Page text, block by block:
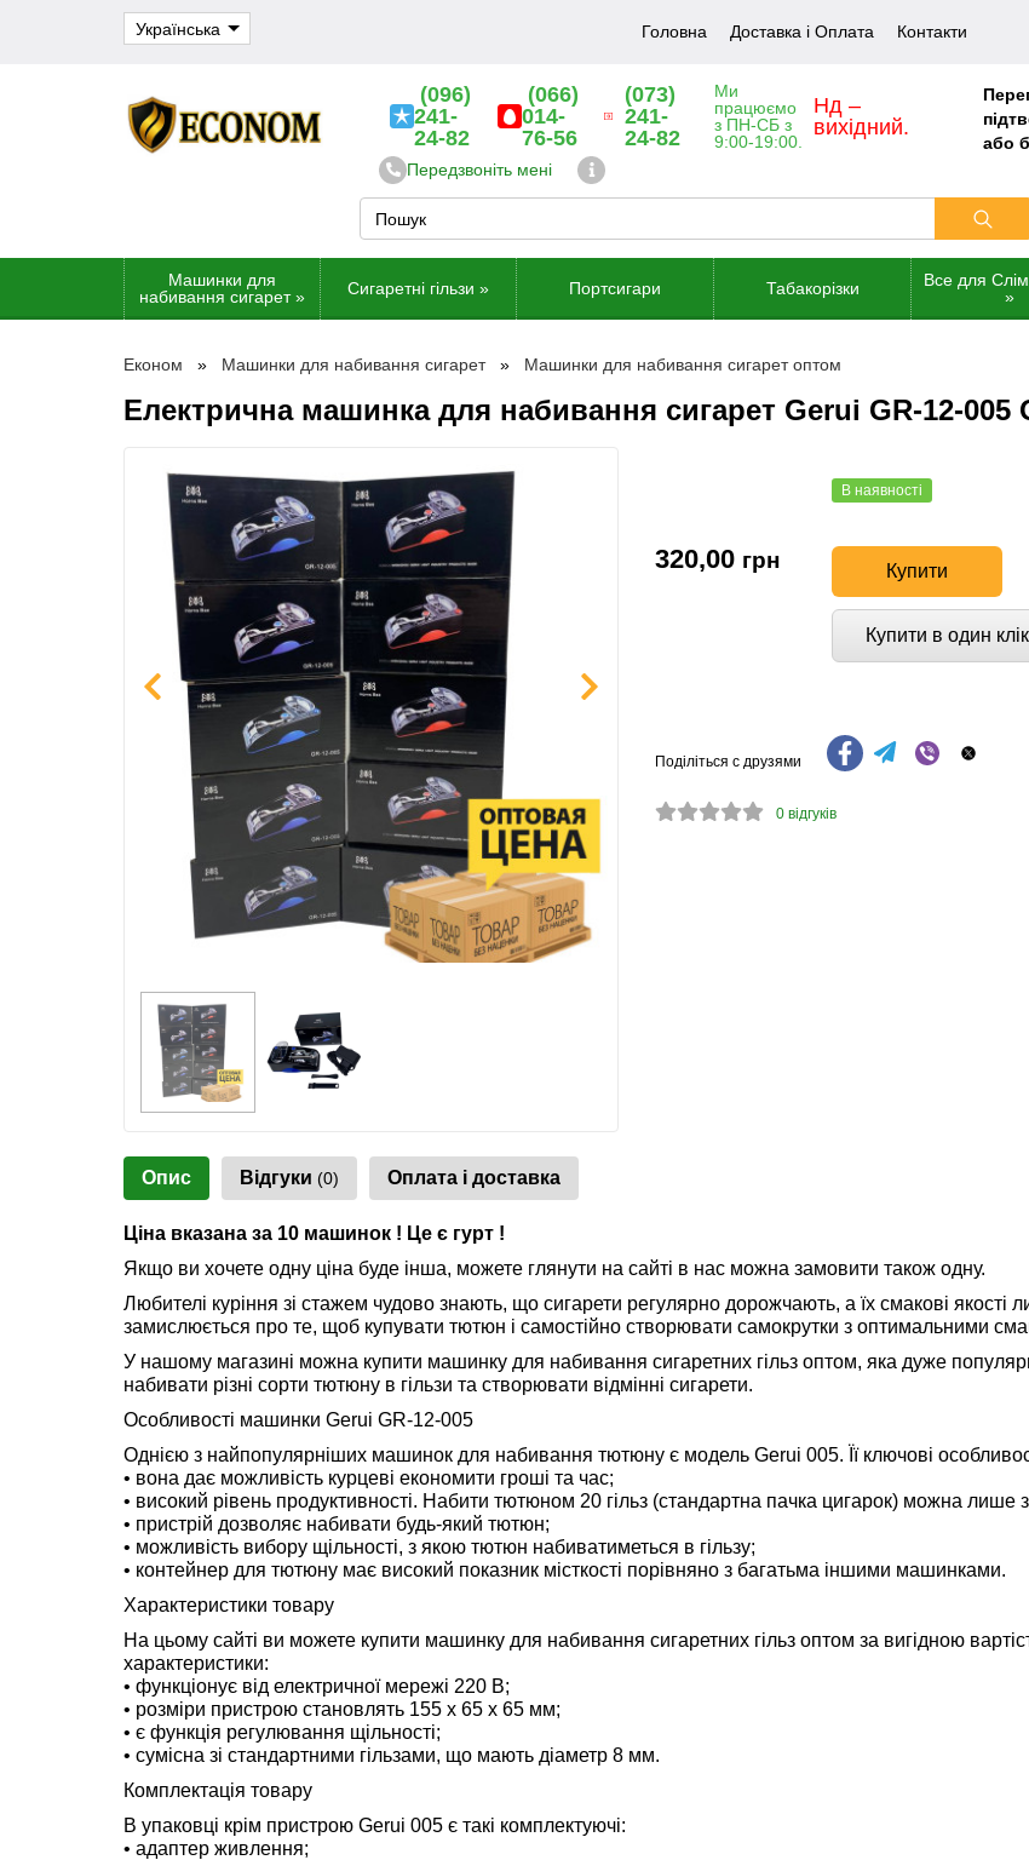
Українська Головна Доставка і Оплата Контакти
(096)
241-
24-82
(066)
014-
76-56
(073)
241-
24-82
Ми
працюємо
з ПН-СБ з
9:00-19:00.
Нд –
вихідний.
Передзвоніть мені
або
Машинки для
набивання сигарет» Сигаретні гільзи » Портсигари Табакорізки
Все для
»
Економ Машинки для набивання сигарет Машинки для набивання сигарет оптом
Електрична машинка для набивання сигарет Gerui GR-12-
В наявності
320,00 грн Купити
Купити в один клік
Поділіться с друзями
0відгуків
Опис Відгуки (0) Оплата і доставка
Ціна вказана за 10 машинок ! Це є гурт !
Якщо ви хочете одну ціна буде інша, можете глянути на сайті в нас можна замовити також одну.
Любителі куріння зі стажем чудово знають, що сигарети регулярно дорожчають, а їх смакові якості
замислюється про те, щоб купувати тютюн і самостійно створювати самокрутки з оптимальними
У нашому магазині можна купити машинку для набивання сигаретних гільз оптом, яка дуже
набивати різні сорти тютюну в гільзи та створювати відмінні сигарети.
Особливості машинки Gerui GR-12-005
Однією з найпопулярніших машинок для набивання тютюну є модель Gerui 005. Її ключові
• вона дає можливість курцеві економити гроші та час;
• високий рівень продуктивності. Набити тютюном 20 гільз (стандартна пачка цигарок) можна лише
• пристрій дозволяє набивати будь-який тютюн;
• можливість вибору щільності, з якою тютюн набиватиметься в гільзу;
• контейнер для тютюну має високий показник місткості порівняно з багатьма іншими машинками.
Характеристики товару
На цьому сайті ви можете купити машинку для набивання сигаретних гільз оптом за вигідною
характеристики:
• функціонує від електричної мережі 220 В;
• розміри пристрою становлять 155 х 65 х 65 мм;
• є функція регулювання щільності;
• сумісна зі стандартними гільзами, що мають діаметр 8 мм.
Комплектація товару
В упаковці крім пристрою Gerui 005 є такі комплектуючі:
• адаптер живлення;